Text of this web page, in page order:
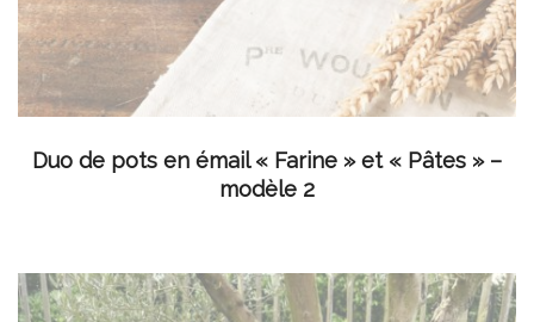
LIRE LA SUITE
Duo de pots en émail « Farine » et « Pâtes » –
modèle 2